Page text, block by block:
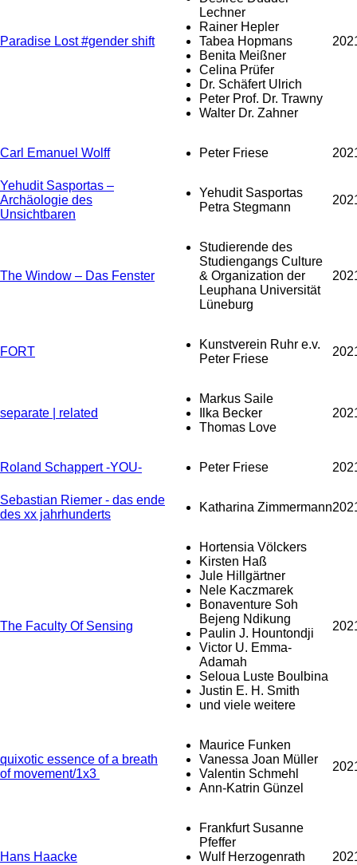
Paradise Lost #gender shift
Lechner
Rainer Hepler
Tabea Hopmans
Benita Meißner
Celina Prüfer
Dr. Schäfert Ulrich
Peter Prof. Dr. Trawny
Walter Dr. Zahner
Carl Emanuel Wolff Peter Friese
Yehudit Sasportas –
Archäologie des
Unsichtbaren
Yehudit Sasportas
Petra Stegmann
The Window – Das Fenster
Studierende des
Studiengangs Culture
& Organization der
Leuphana Universität
Lüneburg
FORT
Kunstverein Ruhr e.v.
Peter Friese
separate | related
Markus Saile
Ilka Becker
Thomas Love
Roland Schappert -YOU- Peter Friese
Sebastian Riemer - das ende
des xx jahrhunderts
Katharina Zimmermann
The Faculty Of Sensing
Hortensia Völckers
Kirsten Haß
Jule Hillgärtner
Nele Kaczmarek
Bonaventure Soh
Bejeng Ndikung
Paulin J. Hountondji
Victor U. Emma-
Adamah
Seloua Luste Boulbina
Justin E. H. Smith
und viele weitere
quixotic essence of a breath
of movement/1x3
Maurice Funken
Vanessa Joan Müller
Valentin Schmehl
Ann-Katrin Günzel
Hans Haacke
Frankfurt Susanne
Pfeffer
Wulf Herzogenrath